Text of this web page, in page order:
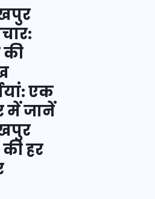
एक
में जानें
हर